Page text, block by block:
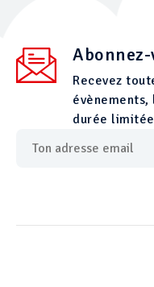
Recevez
durée limitée